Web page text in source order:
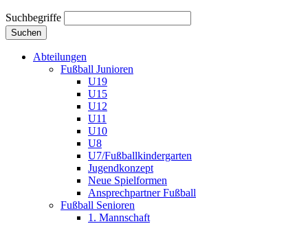
Suchbegriffe
Suchen
Abteilungen
Fußball Junioren
U19
U15
U12
U11
U10
U8
U7/Fußballkindergarten
Jugendkonzept
Neue Spielformen
Ansprechpartner Fußball
Fußball Senioren
1. Mannschaft